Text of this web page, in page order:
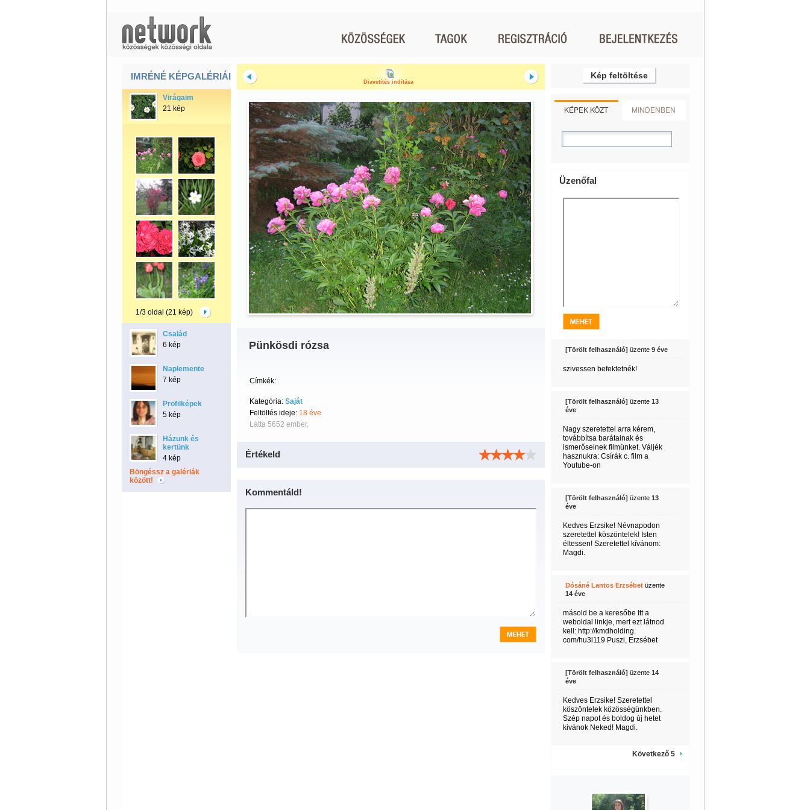
IMRÉNÉ KÉPGALÉRIÁI
Virágaim
21 kép
1/3 oldal (21 kép)
Család
6 kép
Naplemente
7 kép
Profilképek
5 kép
Házunk és
kertünk
4 kép
Böngéssz a galériák
között!
Diavetítés indítása
Pünkösdi rózsa
Címkék:
Kategória: Saját
Feltöltés ideje: 18 éve
Látta 5652 ember.
Értékeld
Kommentáld!
Kép feltöltése
KÉPEK KÖZT MINDENBEN
Üzenőfal
[Törölt felhasználó] üzente 9 éve
szivessen befektetnék!
[Törölt felhasználó] üzente 13
éve
Nagy szeretettel arra kérem,
továbbítsa barátainak és
ismerőseinek filmünket. Váljék
hasznukra: Csírák c. film a
Youtube-on
[Törölt felhasználó] üzente 13
éve
Kedves Erzsike! Névnapodon
szeretettel köszöntelek! Isten
éltessen! Szeretettel kívánom:
Magdi.
Dósáné Lantos Erzsébetüzente
14 éve
másold be a keresőbe Itt a
weboldal linkje, mert ezt látnod
kell: http://kmdholding.
com/hu3l119 Puszi, Erzsébet
[Törölt felhasználó] üzente 14
éve
Kedves Erzsike! Szeretettel
köszöntelek közösségünkben.
Szép napot és boldog új hetet
kivánok Neked! Magdi.
Következő 5